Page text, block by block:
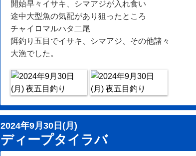
開始早々イサキ、シマアジが入れ食い
途中大型魚の気配があり狙ったところ
チャイロマルハタ二尾
餌釣り五目でイサキ、シマアジ、その他諸々
大漁でした。
2024年9月30日(月)
ディープタイラバ